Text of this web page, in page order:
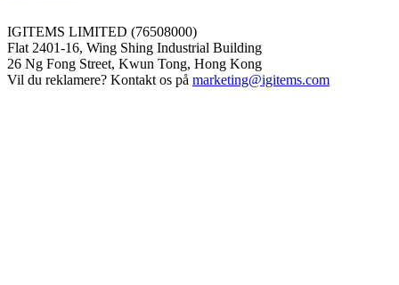
IGITEMS LIMITED (76508000)
Flat 2401-16, Wing Shing Industrial Building
26 Ng Fong Street, Kwun Tong, Hong Kong
Vil du reklamere? Kontakt os på marketing@igitems.com